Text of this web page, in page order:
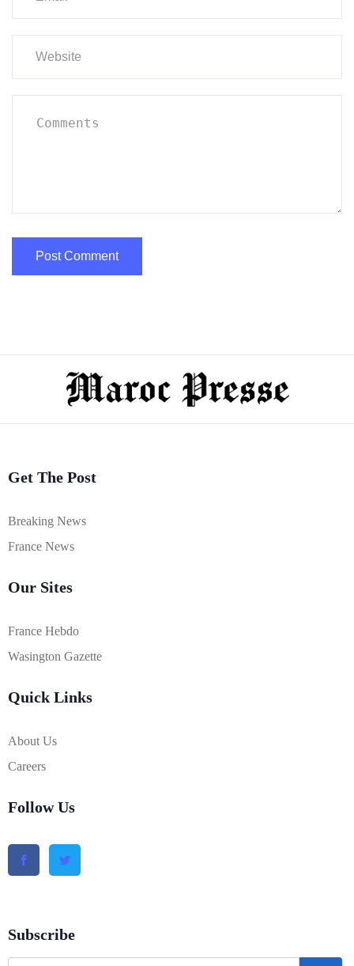
Get The Post
Breaking News
France News
Our Sites
France Hebdo
Wasington Gazette
Quick Links
About Us
Careers
Follow Us
Subscribe